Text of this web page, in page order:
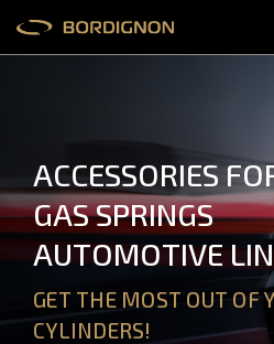
ACCESSORIES
GAS SPRINGS
AUTOMOTIVE
GET THE MOST OUT OF
CYLINDERS!